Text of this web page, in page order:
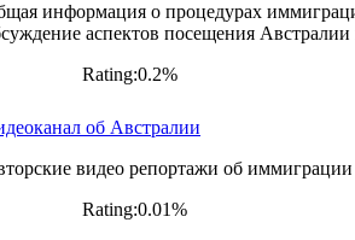
информация о процедурах
аспектов посещения Австралии
Rating:0.2%
об Австралии
видео репортажи об
Rating:0.01%